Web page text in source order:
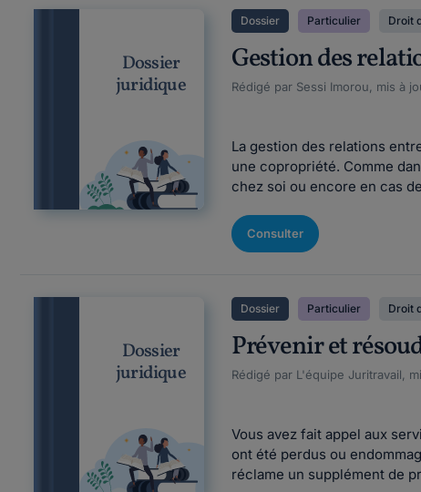
Dossier
juridique
Dossier Particulier Droit
Gestion des
Rédigé par Sessi Imorou, mis à
La gestion des relations
une copropriété. Comme
chez soi ou encore en cas
Consulter
Dossier
juridique
Dossier Particulier Droit
Prévenir et
Rédigé par L'équipe Juritravail,
Vous avez fait appel aux
ont été perdus ou
réclame un supplément de